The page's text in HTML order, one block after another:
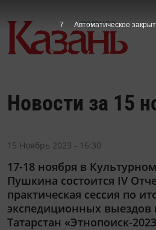
Новости за 15
15 Ноябрь 2023 - 16:30
17-18 ноября в
Пушкина состоится IV
практическая сессия по
экспедиционных выездов
Татарстан «Этнопоиск-
7 Автоматическое